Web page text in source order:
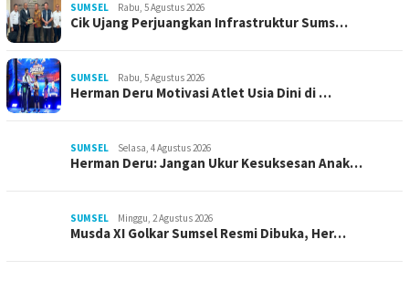
SUMSEL Rabu, 5 Agustus 2026
Cik Ujang Perjuangkan Infrastruktur Sums…
SUMSEL Rabu, 5 Agustus 2026
Herman Deru Motivasi Atlet Usia Dini di …
SUMSEL Selasa, 4 Agustus 2026
Herman Deru: Jangan Ukur Kesuksesan Anak…
SUMSEL Minggu, 2 Agustus 2026
Musda XI Golkar Sumsel Resmi Dibuka, Her…